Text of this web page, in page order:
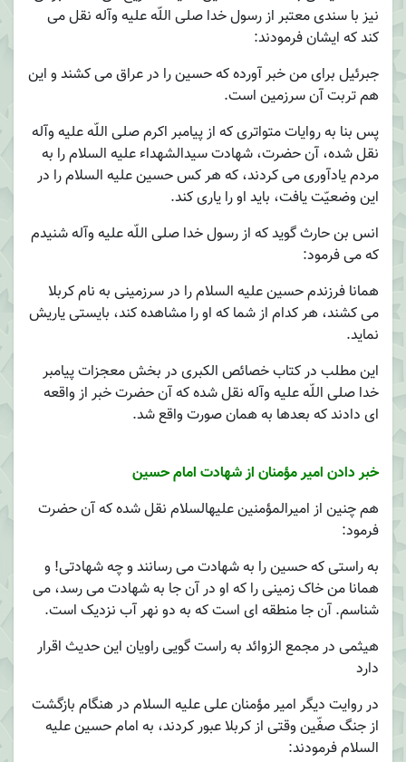
نیز با سندی معتبر از رسول خدا صلی اللّه علیه وآله نقل می
کند که ایشان فرمودند:
جبرئیل برای من خبر آورده که حسین را در عراق می کشند و این
هم تربت آن سرزمین است.
پس بنا به روایات متواتری که از پیامبر اکرم صلی اللّه علیه وآله
نقل شده، آن حضرت، شهادت سیدالشهداء علیه السلام را به
مردم یادآوری می کردند، که هر کس حسین علیه السلام را در
این وضعیّت یافت، باید او را یاری کند.
انس بن حارث گوید که از رسول خدا صلی اللّه علیه وآله شنیدم
که می فرمود:
همانا فرزندم حسین علیه السلام را در سرزمینی به نام کربلا
می کشند، هر کدام از شما که او را مشاهده کند، بایستی یاریش
نماید.
این مطلب در کتاب خصائص الکبری در بخش معجزات پیامبر
خدا صلی اللّه علیه وآله نقل شده که آن حضرت خبر از واقعه
ای دادند که بعدها به همان صورت واقع شد.
خبر دادن امیر مؤمنان از شهادت امام حسین
هم چنین از امیرالمؤمنین علیهالسلام نقل شده که آن حضرت
فرمود:
به راستی که حسین را به شهادت می رسانند و چه شهادتی! و
همانا من خاک زمینی را که او در آن جا به شهادت می رسد، می
شناسم. آن جا منطقه ای است که به دو نهر آب نزدیک است.
هیثمی در مجمع الزوائد به راست گویی راویان این حدیث اقرار
دارد
در روایت دیگر امیر مؤمنان علی علیه السلام در هنگام بازگشت
از جنگ صفّین وقتی از کربلا عبور کردند، به امام حسین علیه
السلام فرمودند: